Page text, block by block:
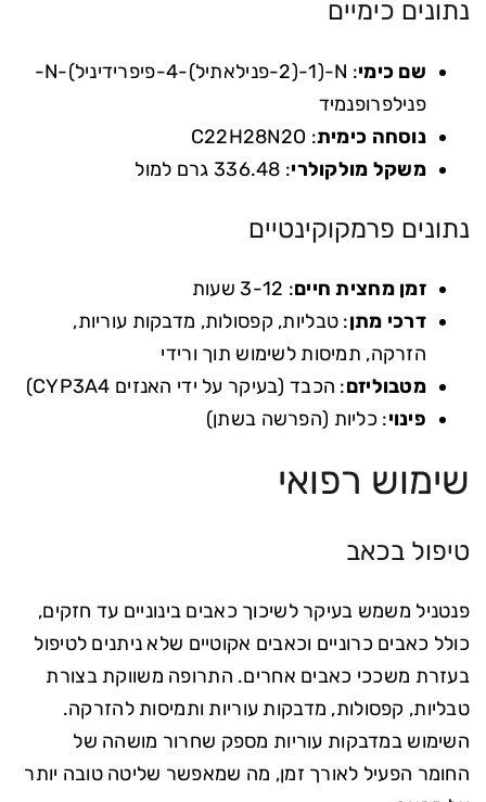
נתונים כימיים
שם כימי
: N-(1-(2-פנילאתיל)-4-פיפרידיניל)-N-
פנילפרופנמיד
נוסחה כימית: C22H28N2O
משקל מולקולרי: 336.48 גרם למול
נתונים פרמקוקינטיים
זמן מחצית חיים: 3-12 שעות
דרכי מתן: טבליות, קפסולות, מדבקות עוריות,
הזרקה, תמיסות לשימוש תוך ורידי
מטבוליזם: הכבד (בעיקר על ידי האנזים CYP3A4)
פינוי: כליות (הפרשה בשתן)
שימוש רפואי
טיפול בכאב
פנטניל משמש בעיקר לשיכוך כאבים בינוניים עד חזקים,
כולל כאבים כרוניים וכאבים אקוטיים שלא ניתנים לטיפול
בעזרת משככי כאבים אחרים. התרופה משווקת בצורת
טבליות, קפסולות, מדבקות עוריות ותמיסות להזרקה.
השימוש במדבקות עוריות מספק שחרור מושהה של
החומר הפעיל לאורך זמן, מה שמאפשר שליטה טובה יותר